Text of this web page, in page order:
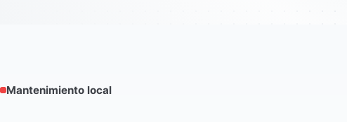
Mantenimiento local